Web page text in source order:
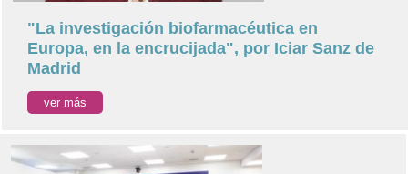
"La investigación biofarmacéutica en
Europa, en la encrucijada", por Iciar Sanz de
Madrid
ver más